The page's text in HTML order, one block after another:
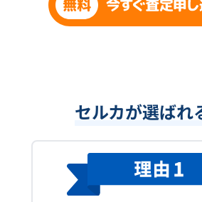
セルカが選ばれ